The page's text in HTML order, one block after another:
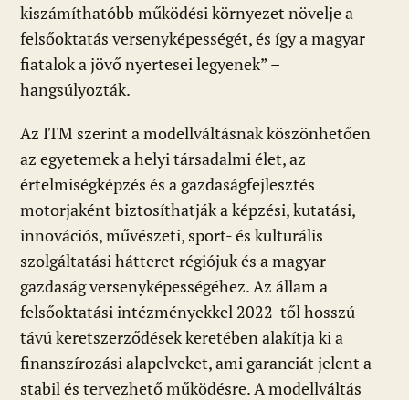
kiszámíthatóbb működési környezet növelje a
felsőoktatás versenyképességét, és így a magyar
fiatalok a jövő nyertesei legyenek” –
hangsúlyozták.
Az ITM szerint a modellváltásnak köszönhetően
az egyetemek a helyi társadalmi élet, az
értelmiségképzés és a gazdaságfejlesztés
motorjaként biztosíthatják a képzési, kutatási,
innovációs, művészeti, sport- és kulturális
szolgáltatási hátteret régiójuk és a magyar
gazdaság versenyképességéhez. Az állam a
felsőoktatási intézményekkel 2022-től hosszú
távú keretszerződések keretében alakítja ki a
finanszírozási alapelveket, ami garanciát jelent a
stabil és tervezhető működésre. A modellváltás